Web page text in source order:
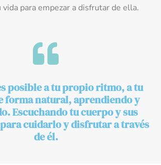
para empezar a disfrutar de ella.
posible a tu propio ritmo, a tu
forma natural, aprendiendo y
Escuchando tu cuerpo y sus
cuidarlo y disfrutar a través
de él.